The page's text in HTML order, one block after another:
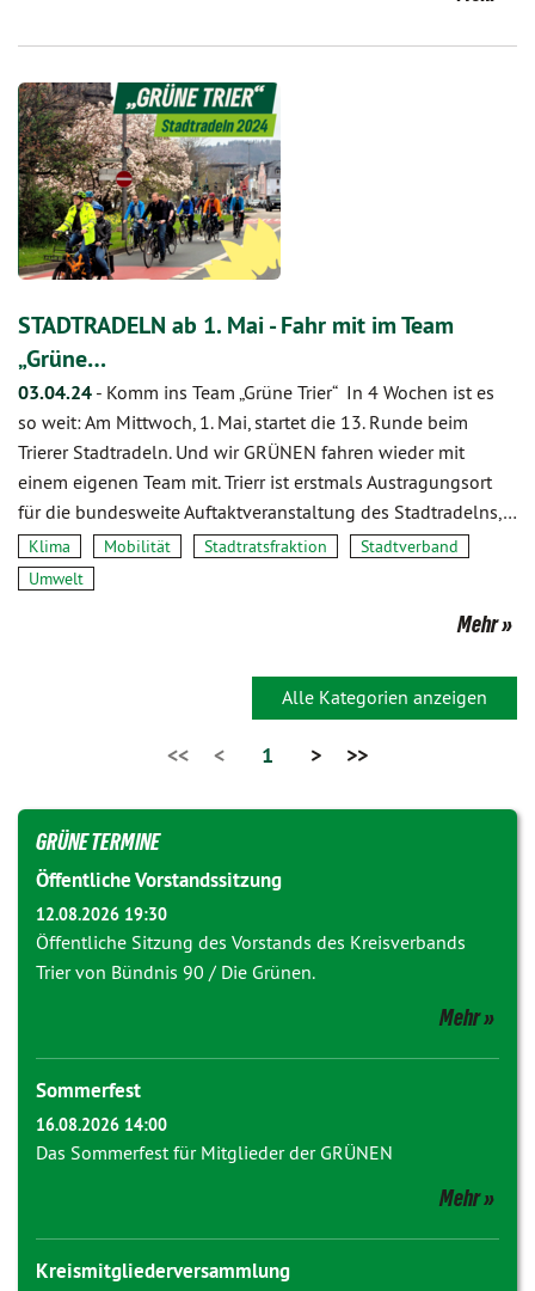
STADTRADELN ab 1. Mai - Fahr mit im Team
„Grüne…
03.04.24 - Komm ins Team „Grüne Trier“ In 4 Wochen ist es
so weit: Am Mittwoch, 1. Mai, startet die 13. Runde beim
Trierer Stadtradeln. Und wir GRÜNEN fahren wieder mit
einem eigenen Team mit. Trierr ist erstmals Austragungsort
für die bundesweite Auftaktveranstaltung des Stadtradelns,…
Klima Mobilität Stadtratsfraktion
Stadtverband
Umwelt
Mehr
Alle Kategorien anzeigen
<< < 1 > >>
GRÜNE TERMINE
Öffentliche Vorstandssitzung
12.08.2026 19:30
Öffentliche Sitzung des Vorstands des Kreisverbands
Trier von Bündnis 90 / Die Grünen.
Mehr
Sommerfest
16.08.2026 14:00
Das Sommerfest für Mitglieder der GRÜNEN
Mehr
Kreismitgliederversammlung